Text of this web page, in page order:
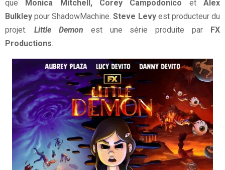
que Monica Mitchell, Corey Campodonico etAlex
Bulkley pour ShadowMachine.Steve Levyest producteur du
projet. Little Demon est une série produite par FX
Productions.